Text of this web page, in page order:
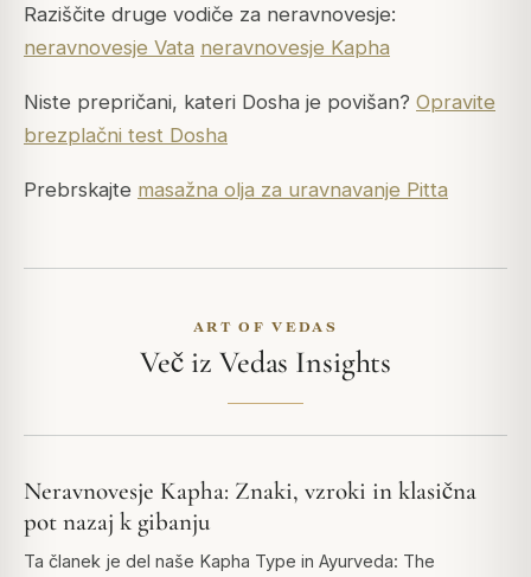
Raziščite druge vodiče za neravnovesje:
neravnovesje Vata neravnovesje Kapha
Niste prepričani, kateri Dosha je povišan? Opravite
brezplačni test Dosha
Prebrskajte masažna olja za uravnavanje Pitta
ART OF VEDAS
Več iz Vedas Insights
Neravnovesje Kapha: Znaki, vzroki in klasična
pot nazaj k gibanju
Ta članek je del naše Kapha Type in Ayurveda: The